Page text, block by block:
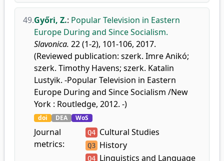
49.Győri, Z.: Popular Television in Eastern
Europe During and Since Socialism.
Slavonica. 22 (1-2), 101-106, 2017.
(Reviewed publication: szerk. Imre Anikó;
szerk. Timothy Havens; szerk. Katalin
Lustyik. -Popular Television in Eastern
Europe During and Since Socialism /New
York : Routledge, 2012. -)
doi DEA WoS
Journal
metrics:
Q4 Cultural Studies
Q3 History
Q4 Linguistics and Language